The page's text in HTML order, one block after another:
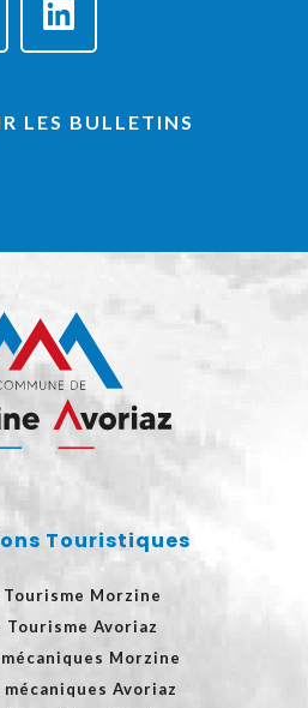
LES BULLETINS
Touristiques
Morzine
Tourisme Avoriaz
Morzine
Avoriaz